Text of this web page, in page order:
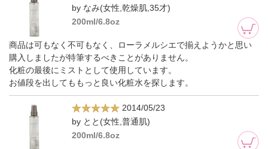
by なみ(女性,乾燥肌,35才)
200ml/6.8oz
商品は可もなく不可もなく、ローラメルシエで揃えようかと思い
購入しましたが特筆するべきことがありません。
化粧の最後にミストとして使用しています。
お値段を出してももっと良い化粧水を探します。
2014/05/23
by とと(女性,普通肌)
200ml/6.8oz